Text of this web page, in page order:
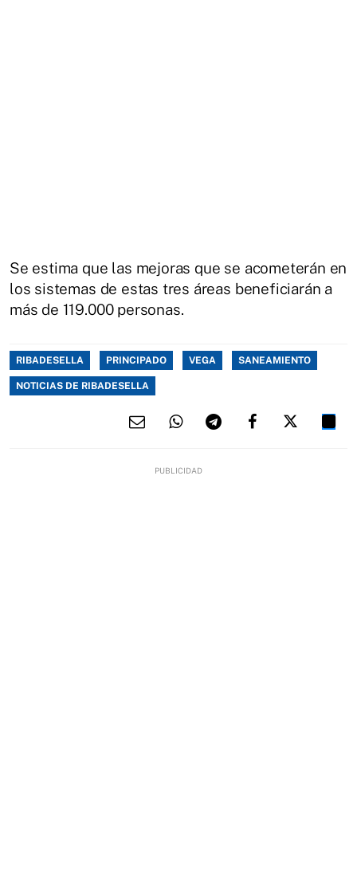
Se estima que las mejoras que se acometerán en
los sistemas de estas tres áreas beneficiarán a
más de 119.000 personas.
RIBADESELLA PRINCIPADO VEGA SANEAMIENTO
NOTICIAS DE RIBADESELLA